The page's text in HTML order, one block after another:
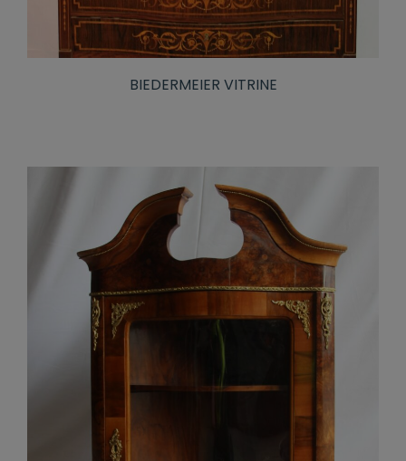
BIEDERMEIER VITRINE